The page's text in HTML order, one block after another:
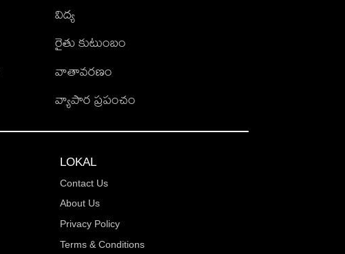
విద్య
రైతు కుటుంబం
వాతావరణం
వ్యాపార ప్రపంచం
LOKAL
Contact Us
About Us
Privacy Policy
Terms & Conditions